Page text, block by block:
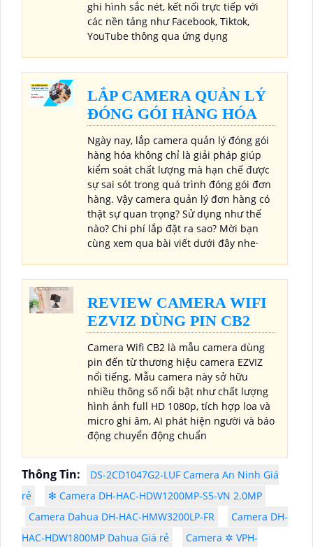
ghi hình sắc nét, kết nối trực tiếp với
các nền tảng như Facebook, Tiktok,
YouTube thông qua ứng dụng
LẮP CAMERA QUẢN LÝ
ĐÓNG GÓI HÀNG HÓA
Ngày nay, lắp camera quản lý đóng gói
hàng hóa không chỉ là giải pháp giúp
kiểm soát chất lượng mà hạn chế được
sự sai sót trong quá trình đóng gói đơn
hàng. Vậy camera quản lý đơn hàng có
thật sự quan trọng? Sử dụng như thế
nào? Chi phí lắp đặt ra sao? Mời bạn
cùng xem qua bài viết dưới đây nhe·
REVIEW CAMERA WIFI
EZVIZ DÙNG PIN CB2
Camera Wifi CB2 là mẫu camera dùng
pin đến từ thương hiệu camera EZVIZ
nổi tiếng. Mẫu camera này sở hữu
nhiều thông số nổi bật như chất lượng
hình ảnh full HD 1080p, tích hợp loa và
micro ghi âm, AI phát hiện người và báo
động chuyển động chuẩn
Thông Tin:
DS-2CD1047G2-LUF Camera An Ninh Giá
rẻ
❇ Camera DH-HAC-HDW1200MP-S5-VN 2.0MP
Camera Dahua DH-HAC-HMW3200LP-FR
Camera DH-
HAC-HDW1800MP Dahua Giá rẻ
Camera ✲ VPH-